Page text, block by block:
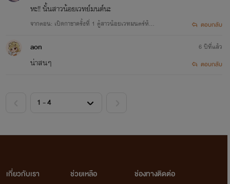
หะ!! นั้นสาวน้อยเวทย์มนต์นะ
จากตอน: เปิดกาชาครั้งที่ 1 ตู้สาวน้อยเวทมนตร์ห้อง
ตอบกลับ
aon
น่าสนๆ
6 ปีที่แล้ว
ตอบกลับ
เกี่ยวกับเรา
ช่วยเหลือ
ช่องทางติดต่อ